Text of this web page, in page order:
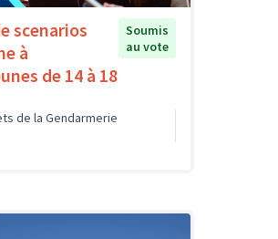
scenarios
à
de 14 à 18
Soumis
au vote
de la Gendarmerie